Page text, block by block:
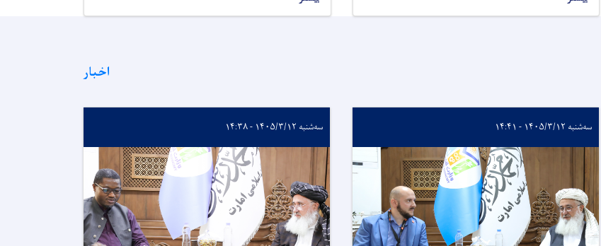
اخبار
سه‌شنبه ۱۴۰۵/۳/۱۲ - ۱۴:۴۱ سه‌شنبه ۱۴۰۵/۳/۱۲ - ۱۴:۳۸